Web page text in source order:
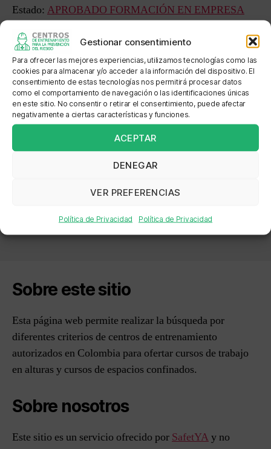
Gestionar consentimiento
Para ofrecer las mejores experiencias, utilizamos tecnologías como las
cookies para almacenar y/o acceder a la información del dispositivo. El
consentimiento de estas tecnologías nos permitirá procesar datos
como el comportamiento de navegación o las identificaciones únicas
en este sitio. No consentir o retirar el consentimiento, puede afectar
negativamente a ciertas características y funciones.
ACEPTAR
DENEGAR
VER PREFERENCIAS
Política de Privacidad Política de Privacidad
Estado: APROBADO FORMACIÓN EN EMPRESA
Sede: SAFETY SOLUTIONS SAS - ALTURAS
Dirección: CALLE 36 SUR NO. 69A 33
Localización:
CONSULTANTS S.A.S
SEGURIDAD INDUSTRIAL Y SERVICIOS
Sobre este sitio
Esta página web permite realizar la búsqueda por
diferentes criterios de centros de entrenamiento
autorizados en Colombia para ofertar cursos de trabajo
en alturas y cursos de espacios confinados.
Sobre nosotros
Este sitio es un servicio ofrecido por SafetYAy no